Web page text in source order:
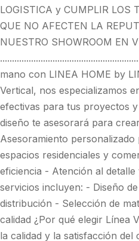
LOGISTICA y CUMPLIR LOS
QUE NO AFECTEN LA
NUESTRO SHOWROOM EN
mano con LINEA HOME by
Vertical, nos especializamos
efectivas para tus proyectos
diseño te asesorará para
Asesoramiento
espacios residenciales y
eficiencia - Atención al
servicios incluyen: - Diseño
distribución - Selección de
calidad ¿Por qué elegir Línea
la calidad y la satisfacción